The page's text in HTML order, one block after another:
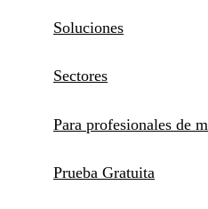
Soluciones
Sectores
Para profesionales de
Prueba Gratuita